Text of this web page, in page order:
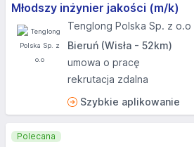
Młodszy inżynier jakości (m/k)
Tenglong Polska Sp. z o.o
Bieruń (Wisła - 52km)
umowa o pracę
rekrutacja zdalna
Szybkie aplikowanie
Polecana